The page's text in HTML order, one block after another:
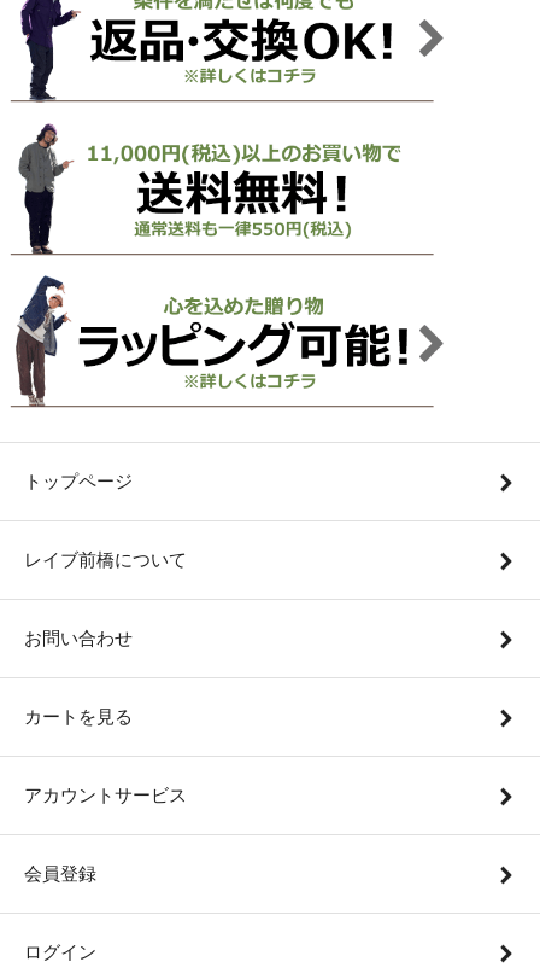
トップページ
レイブ前橋について
お問い合わせ
カートを見る
アカウントサービス
会員登録
ログイン